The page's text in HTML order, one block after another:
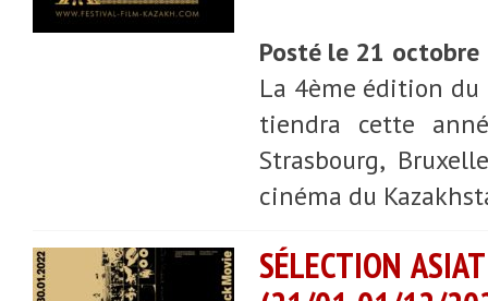
Posté le 21
La 4ème édition
tiendra cette
Strasbourg,
cinéma du
SÉLECTION